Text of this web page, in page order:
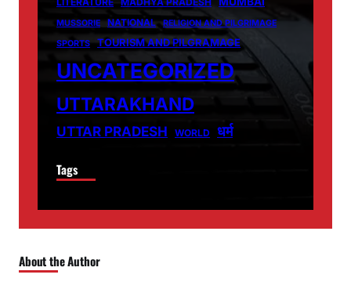
MUSSORIE NATIONAL
RELIGION AND PILGRIMAGE
SPORTS
TOURISM AND PILGRAMAGE
UNCATEGORIZED
UTTARAKHAND
UTTAR PRADESH WORLD धर्म
Tags
About the Author